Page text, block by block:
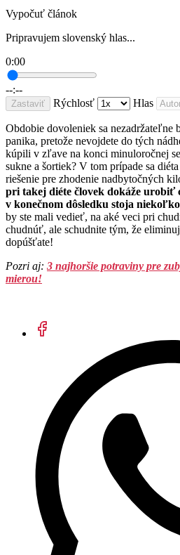
Vypočuť článok
Pripravujem slovenský hlas...
0:00
--:--
Zastaviť Rýchlosť Hlas
Obdobie dovoleniek sa nezadržateľne
panika, pretože nevojdete do tých
kúpili v zľave na konci minuloročnej
sukne a šortiek? V tom prípade sa
riešenie pre zhodenie nadbytočných
pri takej diéte človek dokáže urobiť
v konečnom dôsledku stoja
by ste mali vedieť, na aké veci pri
chudnúť, ale schudnite tým, že
dopúšťate!
Pozri aj: 3 najhoršie potraviny pre
mierou!